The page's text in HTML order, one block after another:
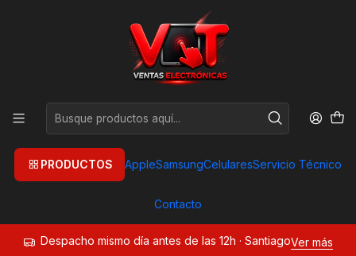
PRODUCTOS AppleSamsungCelularesServicio Técnico
Contacto
Despacho mismo día antes de las 12h · SantiagoVer más